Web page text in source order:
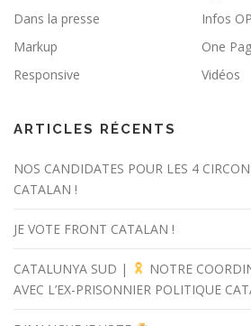
Dans la presse
Infos
Markup
One
Responsive
Vidéos
ARTICLES RÉCENTS
NOS CANDIDATES POUR LES 4
CATALAN !
JE VOTE FRONT CATALAN !
CATALUNYA SUD |
NOTRE
AVEC L’EX-PRISONNIER POLITIQUE